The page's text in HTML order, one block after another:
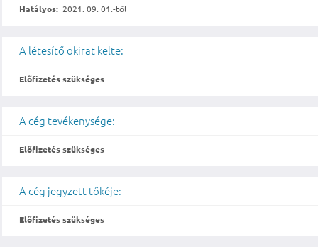
Hatályos: 2021. 09. 01.-től
A létesítő okirat kelte:
Előfizetés szükséges
A cég tevékenysége:
Előfizetés szükséges
A cég jegyzett tőkéje:
Előfizetés szükséges